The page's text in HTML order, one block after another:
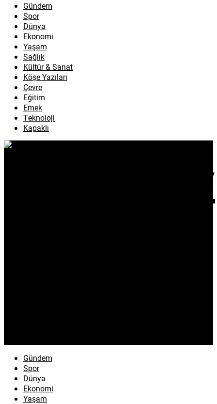
Gündem
Spor
Dünya
Ekonomi
Yaşam
Sağlık
Kültür & Sanat
Köşe Yazıları
Çevre
Eğitim
Emek
Teknoloji
Kapaklı
Gündem
Spor
Dünya
Ekonomi
Yaşam